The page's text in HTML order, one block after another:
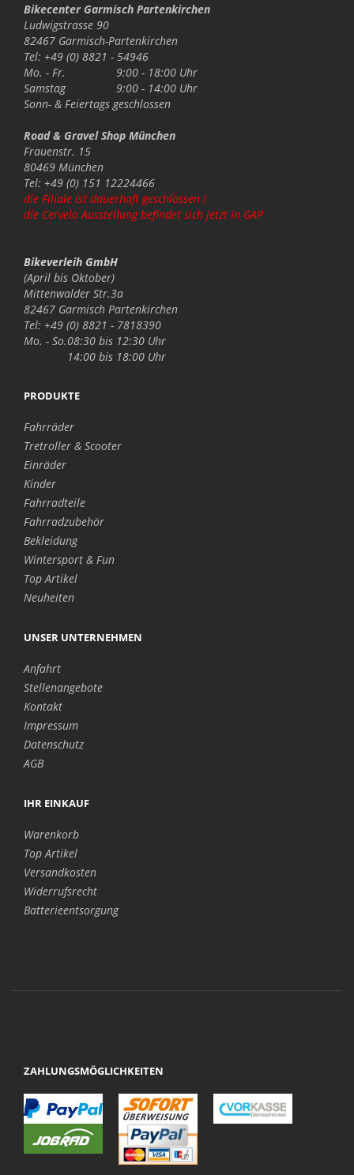
Bikecenter Garmisch Partenkirchen
Ludwigstrasse 90
82467 Garmisch-Partenkirchen
Tel: +49 (0) 8821 - 54946
Mo. - Fr.
9:00 - 18:00 Uhr
Samstag
9:00 - 14:00 Uhr
Sonn- & Feiertags geschlossen
Road & Gravel Shop München
Frauenstr. 15
80469 München
Tel: +49 (0) 151 12224466
die Filiale ist dauerhaft geschlossen !
die Cervelo Ausstellung befindet sich jetzt in GAP
Bikeverleih GmbH
(April bis Oktober)
Mittenwalder Str.3a
82467 Garmisch Partenkirchen
Tel: +49 (0) 8821 - 7818390
Mo. - So.08:30 bis 12:30 Uhr
14:00 bis 18:00 Uhr
PRODUKTE
Fahrräder
Tretroller & Scooter
Einräder
Kinder
Fahrradteile
Fahrradzubehör
Bekleidung
Wintersport & Fun
Top Artikel
Neuheiten
UNSER UNTERNEHMEN
Anfahrt
Stellenangebote
Kontakt
Impressum
Datenschutz
AGB
IHR EINKAUF
Warenkorb
Top Artikel
Versandkosten
Widerrufsrecht
Batterieentsorgung
ZAHLUNGSMÖGLICHKEITEN